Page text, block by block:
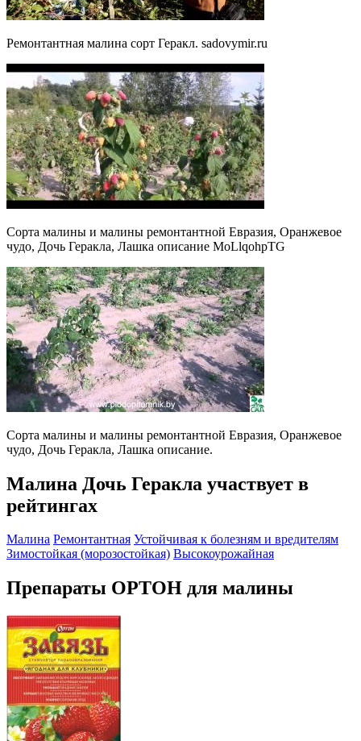
Ремонтантная малина сорт Геракл. sadovymir.ru
Сорта малины и малины ремонтантной Евразия, Оранжевое
чудо, Дочь Геракла, Лашка описание MoLlqohpTG
Сорта малины и малины ремонтантной Евразия, Оранжевое
чудо, Дочь Геракла, Лашка описание.
Малина Дочь Геракла участвует в
рейтингах
Малина Ремонтантная Устойчивая к болезням и вредителям
Зимостойкая (морозостойкая) Высокоурожайная
Препараты ОРТОН для малины